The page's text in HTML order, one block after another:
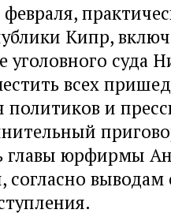
Кипр,
уголовного суда
всех
политиков и
главы юрфирмы
согласно выводам